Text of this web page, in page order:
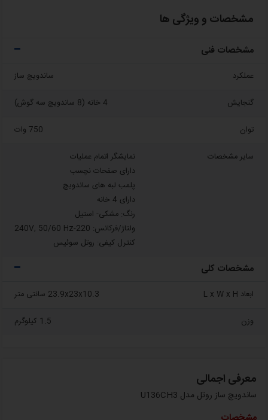
مشخصات و ویژگی ها
مشخصات فنی
عملکرد ساندویچ ساز
گنجایش 4 خانه (8 ساندویچ سه گوش)
توان 750 وات
سایر مشخصات
نمایشگر اتمام عملیات
دارای صفحات نچسب
پلمب لبه های ساندویچ
دارای 4 خانه
رنگ: مشکی- استیل
ولتاژ/فرکانس: 220-240V, 50/60 Hz
کنترل کیفی: روتل سوئیس
مشخصات کلی
ابعاد L x W x H 23.9x23x10.3 سانتی متر
وزن 1.5 کیلوگرم
معرفی اجمالی
ساندویچ ساز روتل مدل U136CH3